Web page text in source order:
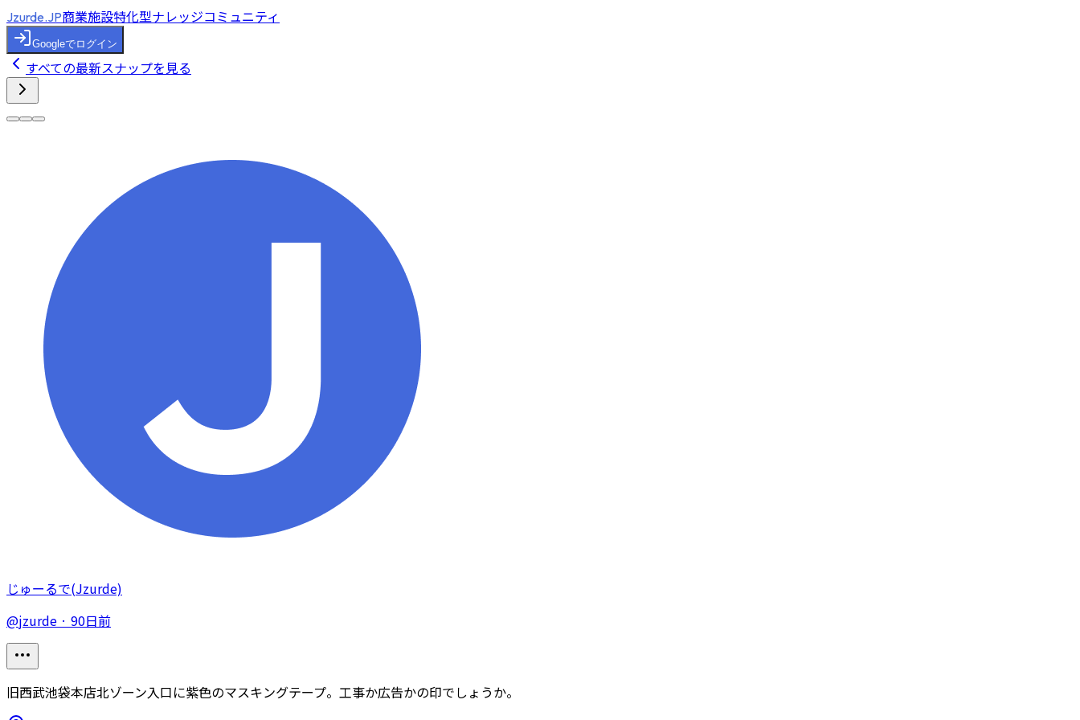
Jzurde.JP商業施設特化型ナレッジコミュニティ
Googleでログイン
すべての最新スナップを見る
じゅーるで(Jzurde)
@jzurde · 90日前
旧西武池袋本店北ゾーン入口に紫色のマスキングテープ。工事か広告かの印でしょうか。